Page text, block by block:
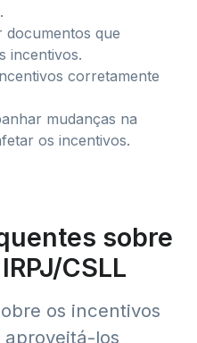
documentos que
incentivos.
corretamente
mudanças na
os incentivos.
sobre
CSLL
os incentivos
los